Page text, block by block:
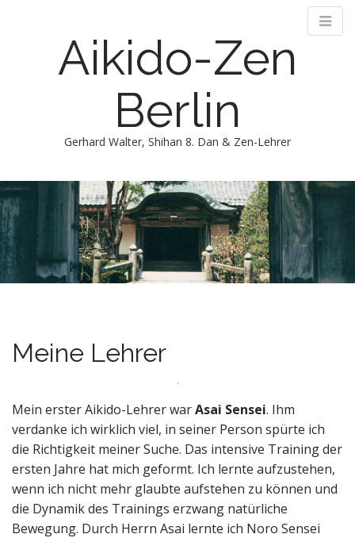
Aikido-Zen
Berlin
Gerhard Walter, Shihan 8. Dan & Zen-Lehrer
Meine Lehrer
Mein erster Aikido-Lehrer warAsai Sensei. Ihm
verdanke ich wirklich viel, in seiner Person spürte ich
die Richtigkeit meiner Suche. Das intensive Training der
ersten Jahre hat mich geformt. Ich lernte aufzustehen,
wenn ich nicht mehr glaubte aufstehen zu können und
die Dynamik des Trainings erzwang natürliche
Bewegung. Durch Herrn Asai lernte ich Noro Sensei